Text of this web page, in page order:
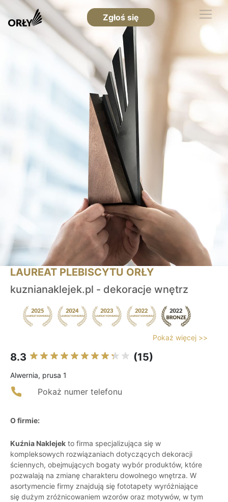
Zgłoś się
LAUREAT PLEBISCYTU ORŁY
kuznianaklejek.pl - dekoracje wnętrz
Pokaż więcej >>
8.3 (15)
Alwernia, prusa 1
Pokaż numer telefonu
O firmie:
Kuźnia Naklejek to firma specjalizująca się w
kompleksowych rozwiązaniach dotyczących dekoracji
ściennych, obejmujących bogaty wybór produktów, które
pozwalają na zmianę charakteru dowolnego wnętrza. W
asortymencie firmy znajdują się fototapety wyróżniające
się dużym zróżnicowaniem wzorów oraz motywów, w tym